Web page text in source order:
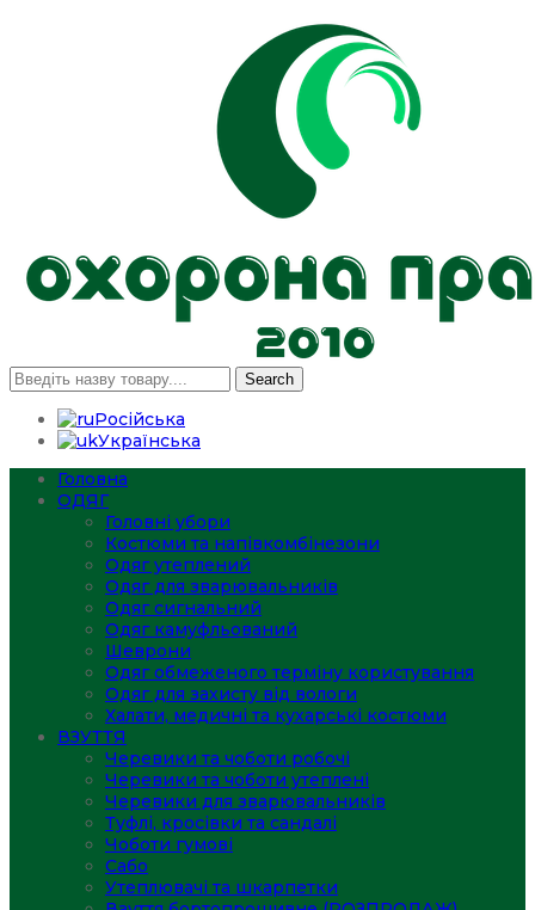
Search
Російська
Українська
Головна
ОДЯГ
Головні убори
Костюми та напівкомбінезони
Одяг утеплений
Одяг для зварювальників
Одяг сигнальний
Одяг камуфльований
Шеврони
Одяг обмеженого терміну користування
Одяг для захисту від вологи
Халати, медичні та кухарські костюми
ВЗУТТЯ
Черевики та чоботи робочі
Черевики та чоботи утеплені
Черевики для зварювальників
Туфлі, кросівки та сандалі
Чоботи гумові
Сабо
Утеплювачі та шкарпетки